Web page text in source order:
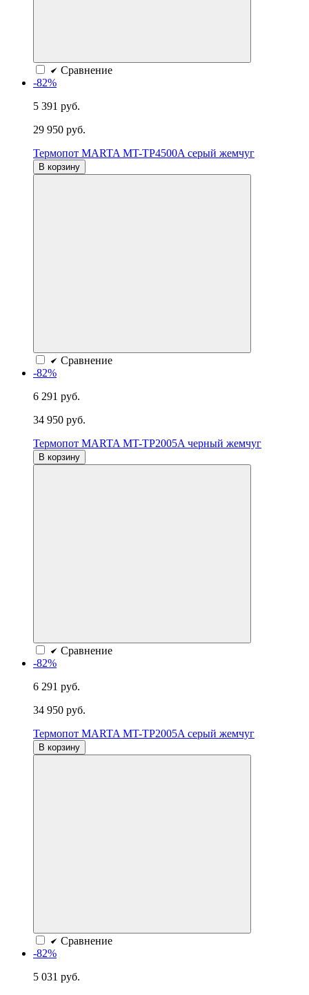
Сравнение
-82%
5 391 руб.
29 950 руб.
Термопот MARTA MT-TP4500A серый жемчуг
В корзину
Сравнение
-82%
6 291 руб.
34 950 руб.
Термопот MARTA MT-TP2005A черный жемчуг
В корзину
Сравнение
-82%
6 291 руб.
34 950 руб.
Термопот MARTA MT-TP2005A серый жемчуг
В корзину
Сравнение
-82%
5 031 руб.